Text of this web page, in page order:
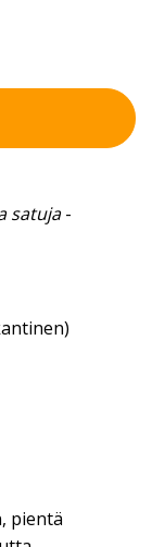
satuja-
pientä